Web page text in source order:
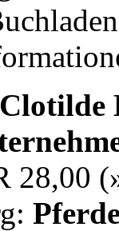
Clotilde
28,00